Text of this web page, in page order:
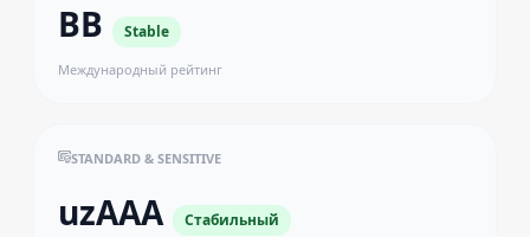
BB Stable
Международный рейтинг
STANDARD & SENSITIVE
uzAAA Стабильный